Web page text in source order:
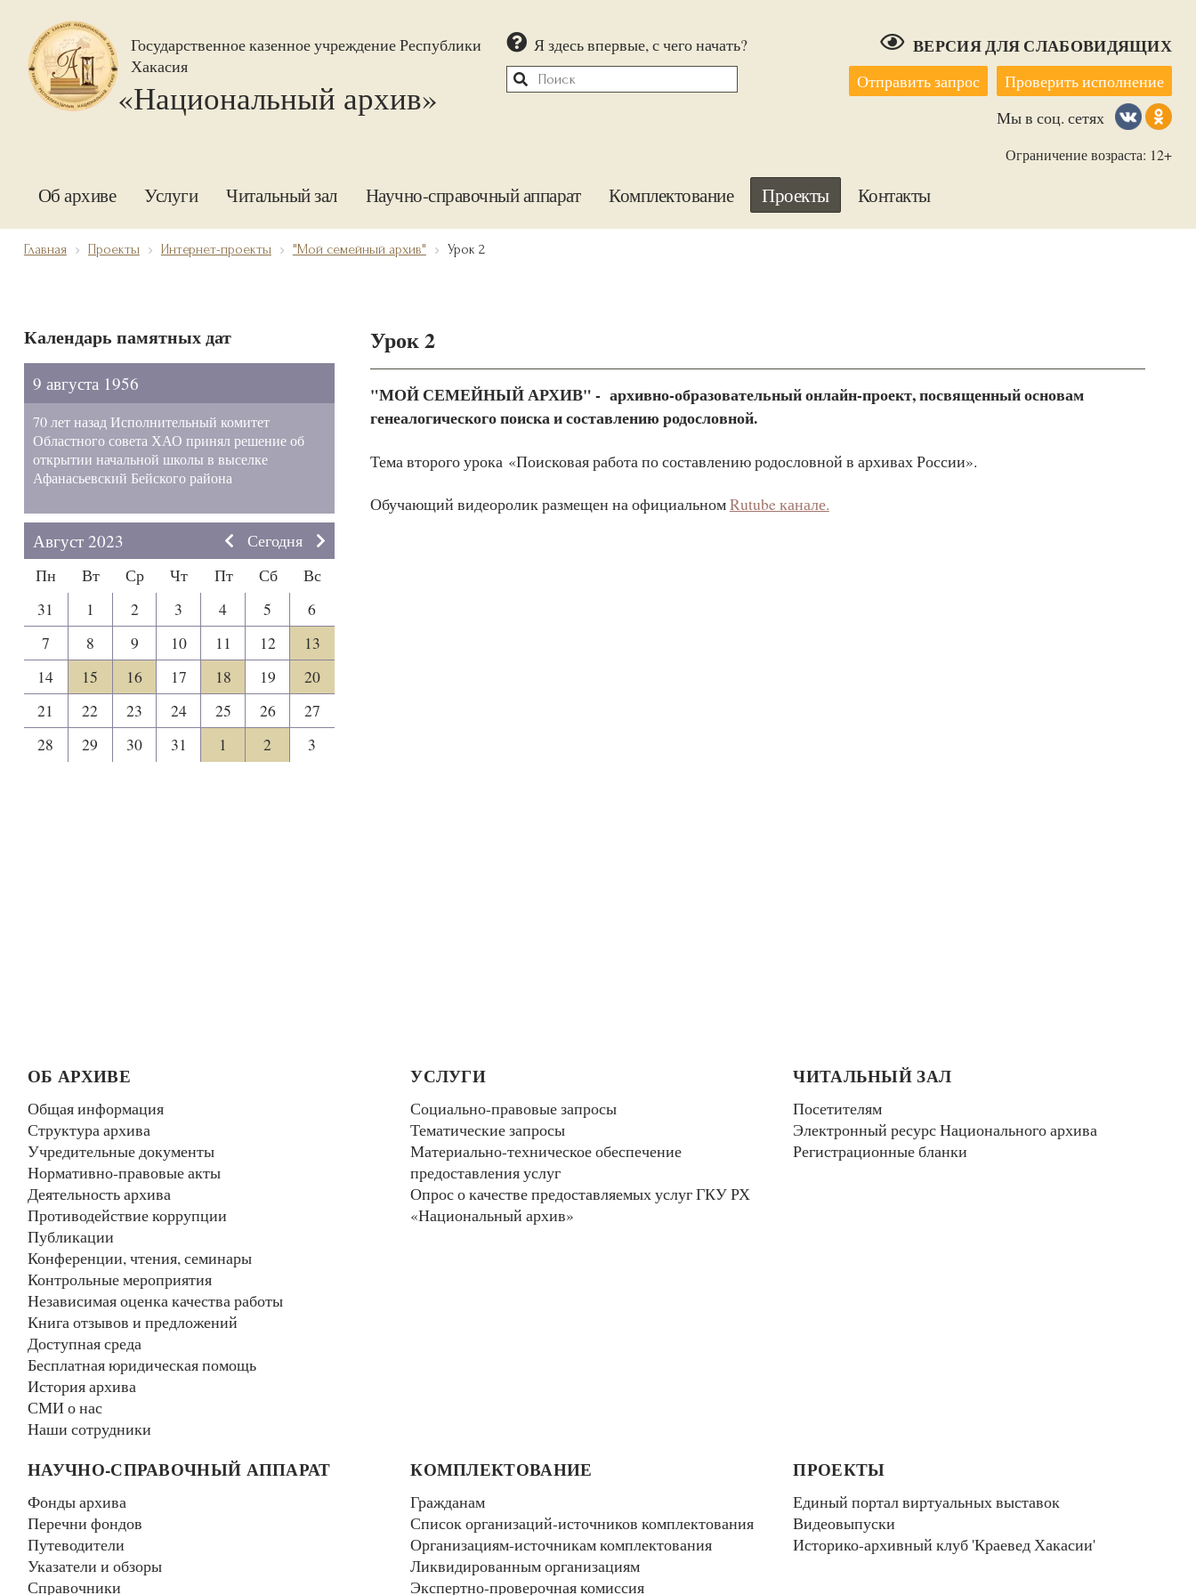
Государственное казенное учреждение Республики
Хакасия
«Национальный архив»
Я здесь впервые, с чего начать? ВЕРСИЯ ДЛЯ СЛАБОВИДЯЩИХ
Отправить запрос
Проверить исполнение
Мы в соц. сетях
Ограничение возраста: 12+
Об архиве Услуги Читальный зал Научно-справочный аппарат Комплектование Проекты Контакты
Главная Проекты Интернет-проекты "Мой семейный архив" Урок 2
Календарь памятных дат
9 августа 1956
70 лет назад Исполнительный комитет
Областного совета ХАО принял решение об
открытии начальной школы в выселке
Афанасьевский Бейского района
Август 2023
Сегодня
Пн
Вт Ср Чт Пт Сб
Вс
31
1 2 3 4 5
6
7
8 9 10 11 12
13
14
15 16 17 18 19
20
21
22 23 24 25 26
27
28
29 30 31 1 2 3
Урок 2
"МОЙ СЕМЕЙНЫЙ АРХИВ" - архивно-образовательный онлайн-проект, посвященный основам
генеалогического поиска и составлению родословной.
Тема второго урока «Поисковая работа по составлению родословной в архивах России».
Обучающий видеоролик размещен на официальномRutube канале.
ОБ АРХИВЕ
Общая информация
Структура архива
Учредительные документы
Нормативно-правовые акты
Деятельность архива
Противодействие коррупции
Публикации
Конференции, чтения, семинары
Контрольные мероприятия
Независимая оценка качества работы
Книга отзывов и предложений
Доступная среда
Бесплатная юридическая помощь
История архива
СМИ о нас
Наши сотрудники
УСЛУГИ
Социально-правовые запросы
Тематические запросы
Материально-техническое обеспечение
предоставления услуг
Опрос о качестве предоставляемых услуг ГКУ РХ
«Национальный архив»
ЧИТАЛЬНЫЙ ЗАЛ
Посетителям
Электронный ресурс Национального архива
Регистрационные бланки
НАУЧНО-СПРАВОЧНЫЙ АППАРАТ
Фонды архива
Перечни фондов
Путеводители
Указатели и обзоры
Справочники
КОМПЛЕКТОВАНИЕ
Гражданам
Список организаций-источников комплектования
Организациям-источникам комплектования
Ликвидированным организациям
Экспертно-проверочная комиссия
ПРОЕКТЫ
Единый портал виртуальных выставок
Видеовыпуски
Историко-архивный клуб 'Краевед Хакасии'